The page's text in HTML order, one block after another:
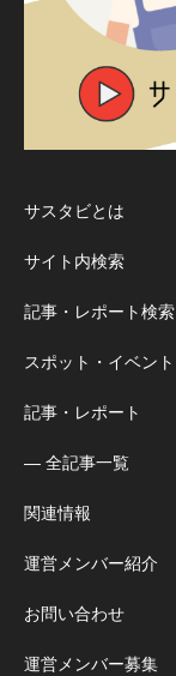
サスタビとは
サイト内検索
記事・レポート検索
スポット・イベント
記事・レポート
― 全記事一覧
関連情報
運営メンバー紹介
お問い合わせ
運営メンバー募集